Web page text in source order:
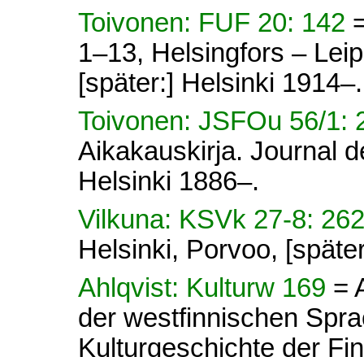
Toivonen: FUF 20: 142
1–13, Helsingfors –
[später:] Helsinki 1914–.
Toivonen: JSFOu 56/1:
Aikakauskirja. Journal
Helsinki 1886–.
Vilkuna: KSVk 27-8:
Helsinki, Porvoo,
Ahlqvist: Kulturw 169 =
der westfinnischen
Kulturgeschichte der